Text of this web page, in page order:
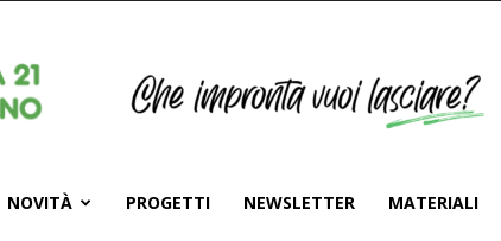
NOVITÀ PROGETTI NEWSLETTER MATERIALI